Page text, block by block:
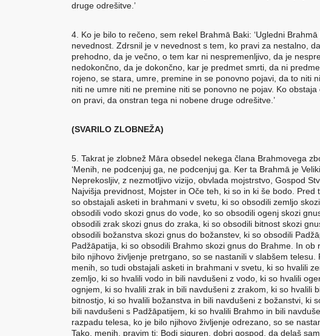
druge odrešitve.’
4. Ko je bilo to rečeno, sem rekel Brahmā Baki: ‘Ugledni
nevednost. Zdrsnil je v nevednost s tem, ko pravi za nestalno,
prehodno, da je večno, o tem kar ni nespremenljivo, da je
nedokončno, da je dokončno, kar je predmet smrti, da ni
rojeno, se stara, umre, premine in se ponovno pojavi, da to niti
niti ne umre niti ne premine niti se ponovno ne pojav. Ko obstaja
on pravi, da onstran tega ni nobene druge odrešitve.’
(SVARILO ZLOBNEŽA)
5. Takrat je zlobnež Māra obsedel nekega člana Brahmovega
‘Menih, ne podcenjuj ga, ne podcenjuj ga. Ker ta Brahmā je
Neprekosljiv, z nezmotljivo vizijo, obvlada mojstrstvo, Gospod
Najvišja previdnost, Mojster in Oče teh, ki so in ki še bodo. Pred
so obstajali asketi in brahmani v svetu, ki so obsodili zemljo
obsodili vodo skozi gnus do vode, ko so obsodili ogenj skozi
obsodili zrak skozi gnus do zraka, ki so obsodili bitnost skozi
obsodili božanstva skozi gnus do božanstev, ki so obsodili
Padžāpatija, ki so obsodili Brahmo skozi gnus do Brahme. In ob
bilo njihovo življenje pretrgano, so se nastanili v slabšem telesu.
menih, so tudi obstajali asketi in brahmani v svetu, ki so hvalili
zemljo, ki so hvalili vodo in bili navdušeni z vodo, ki so hvalili
ognjem, ki so hvalili zrak in bili navdušeni z zrakom, ki so hvalili
bitnostjo, ki so hvalili božanstva in bili navdušeni z božanstvi, ki
bili navdušeni s Padžāpatijem, ki so hvalili Brahmo in bili
razpadu telesa, ko je bilo njihovo življenje odrezano, so se
Tako, menih, pravim ti: Bodi siguren, dobri gospod, da delaš